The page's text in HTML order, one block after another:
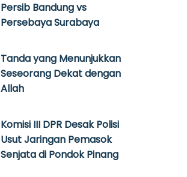
Persib Bandung vs
Persebaya Surabaya
Tanda yang Menunjukkan
Seseorang Dekat dengan
Allah
Komisi III DPR Desak Polisi
Usut Jaringan Pemasok
Senjata di Pondok Pinang